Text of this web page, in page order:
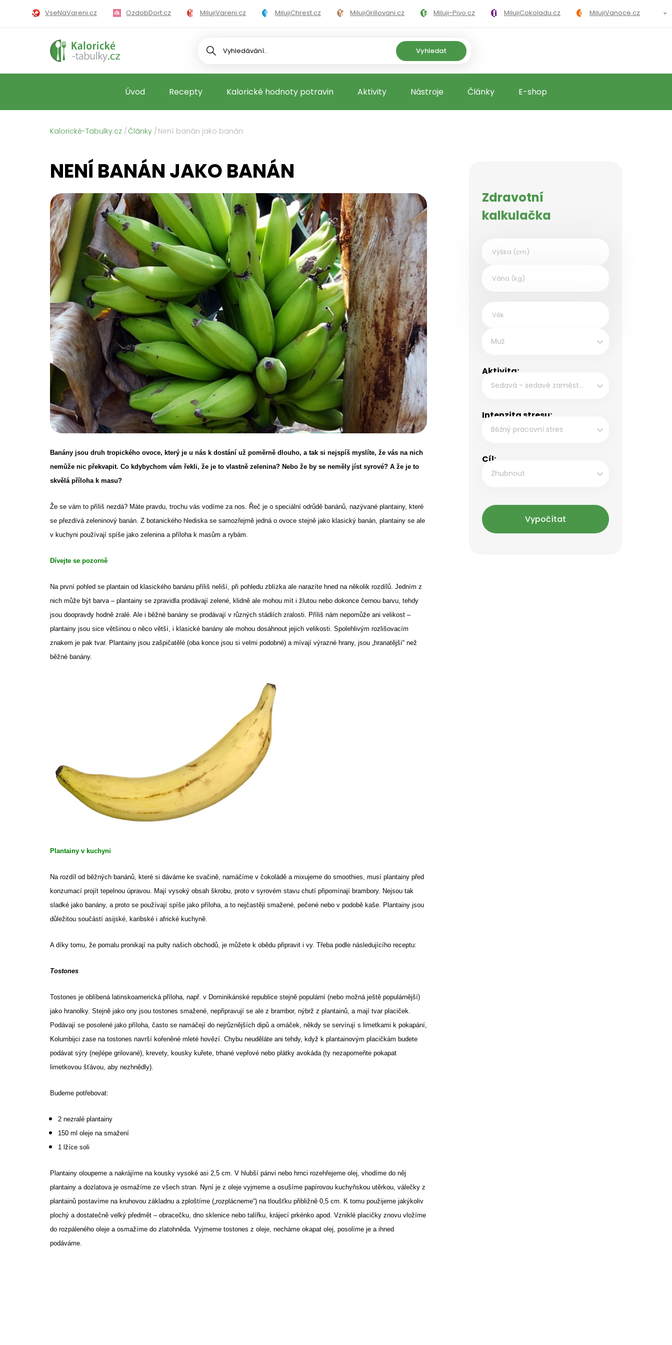
VseNaVareni.cz OzdobDort.cz MilujiVareni.cz MilujiChrest.cz MilujiGrillovani.cz Miluji-Pivo.cz MilujiCokoladu.cz MilujiVanoce.cz
MilujiZmrzlinu.cz
Kaloricke-tabulky.cz
Vyhledat
Úvod Recepty Kalorické hodnoty potravin Aktivity Nástroje Články E-shop
Kalorické-Tabulky.cz Články Není banán jako banán
NENÍ BANÁN JAKO BANÁN
Banány jsou druh tropického ovoce, který je u nás k dostání už poměrně dlouho, a tak si nejspíš myslíte, že vás na nich
nemůže nic překvapit. Co kdybychom vám řekli, že je to vlastně zelenina? Nebo že by se neměly jíst syrové? A že je to
skvělá příloha k masu?
Že se vám to příliš nezdá? Máte pravdu, trochu vás vodíme za nos. Řeč je o speciální odrůdě banánů, nazývané plantainy, které
se přezdívá zeleninový banán. Z botanického hlediska se samozřejmě jedná o ovoce stejně jako klasický banán, plantainy se ale
v kuchyni používají spíše jako zelenina a příloha k masům a rybám.
Dívejte se pozorně
Na první pohled se plantain od klasického banánu příliš neliší, při pohledu zblízka ale narazíte hned na několik rozdílů. Jedním z
nich může být barva – plantainy se zpravidla prodávají zelené, klidně ale mohou mít i žlutou nebo dokonce černou barvu, tehdy
jsou doopravdy hodně zralé. Ale i běžné banány se prodávají v různých stádiích zralosti. Příliš nám nepomůže ani velikost –
plantainy jsou sice většinou o něco větší, i klasické banány ale mohou dosáhnout jejich velikosti. Spolehlivým rozlišovacím
znakem je pak tvar. Plantainy jsou zašpičatělé (oba konce jsou si velmi podobné) a mívají výrazné hrany, jsou „hranatější“ než
běžné banány.
Plantainy v kuchyni
Na rozdíl od běžných banánů, které si dáváme ke svačině, namáčíme v čokoládě a mixujeme do smoothies, musí plantainy před
konzumací projít tepelnou úpravou. Mají vysoký obsah škrobu, proto v syrovém stavu chutí připomínají brambory. Nejsou tak
sladké jako banány, a proto se používají spíše jako příloha, a to nejčastěji smažené, pečené nebo v podobě kaše. Plantainy jsou
důležitou součástí asijské, karibské i africké kuchyně.
A díky tomu, že pomalu pronikají na pulty našich obchodů, je můžete k obědu připravit i vy. Třeba podle následujícího receptu:
Tostones
Tostones je oblíbená latinskoamerická příloha, např. v Dominikánské republice stejně populární (nebo možná ještě populárnější)
jako hranolky. Stejně jako ony jsou tostones smažené, nepřipravují se ale z brambor, nýbrž z plantainů, a mají tvar placiček.
Podávají se posolené jako příloha, často se namáčejí do nejrůznějších dipů a omáček, někdy se servírují s limetkami k pokapání,
Kolumbijci zase na tostones navrší kořeněné mleté hovězí. Chybu neuděláte ani tehdy, když k plantainovým placičkám budete
podávat sýry (nejlépe grilované), krevety, kousky kuřete, trhané vepřové nebo plátky avokáda (ty nezapomeňte pokapat
limetkovou šťávou, aby nezhnědly).
Budeme potřebovat:
2 nezralé plantainy
150 ml oleje na smažení
1 lžíce soli
Plantainy oloupeme a nakrájíme na kousky vysoké asi 2,5 cm. V hlubší pánvi nebo hrnci rozehřejeme olej, vhodíme do něj
plantainy a dozlatova je osmažíme ze všech stran. Nyní je z oleje vyjmeme a osušíme papírovou kuchyňskou utěrkou, válečky z
plantainů postavíme na kruhovou základnu a zploštíme („rozplácneme“) na tloušťku přibližně 0,5 cm. K tomu použijeme jakýkoliv
plochý a dostatečně velký předmět – obracečku, dno sklenice nebo talířku, krájecí prkénko apod. Vzniklé placičky znovu vložíme
do rozpáleného oleje a osmažíme do zlatohněda. Vyjmeme tostones z oleje, necháme okapat olej, posolíme je a ihned
podáváme.
Zdravotní
kalkulačka
Muž
Aktivita:
Sedavá - sedavé zaměstnání, např. kancelářské práce
Intenzita stresu:
Běžný pracovní stres
Cíl:
Zhubnout
Vypočítat